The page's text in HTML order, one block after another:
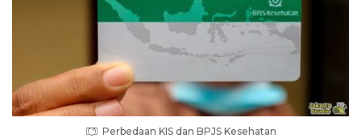
Perbedaan KIS dan BPJS Kesehatan